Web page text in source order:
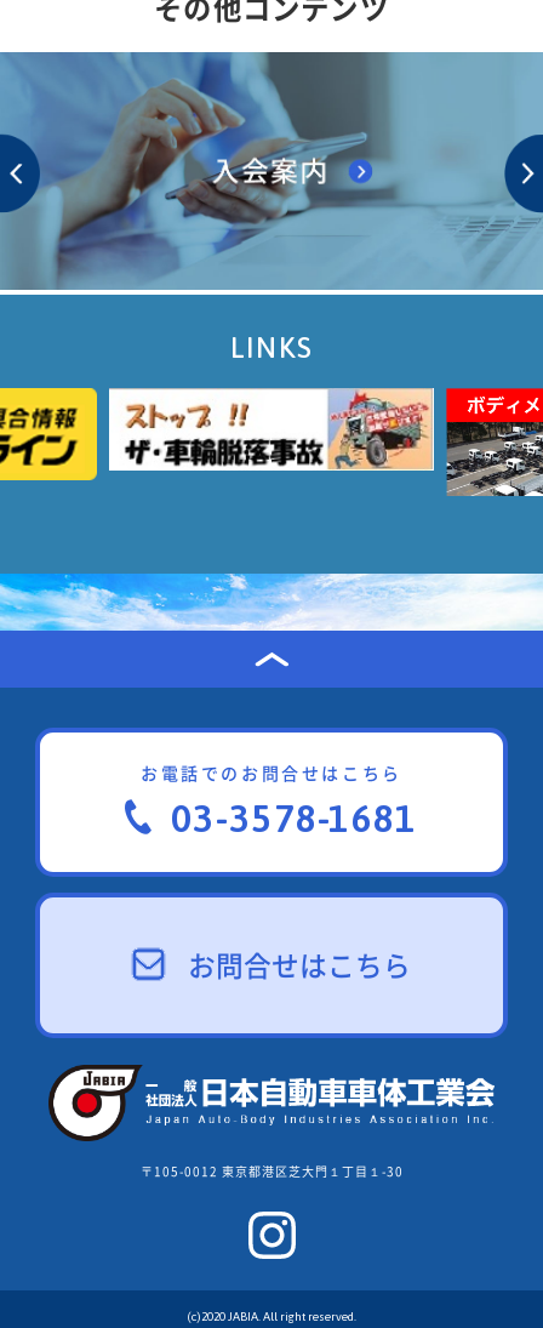
LINKS
お電話でのお問合せはこちら
03-3578-1681
お問合せはこちら
〒105-0012 東京都港区芝大門１丁目１-30
(c)2020 JABIA. All right reserved.